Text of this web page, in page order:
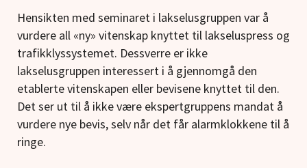
Hensikten med seminaret i lakselusgruppen var å
vurdere all «ny» vitenskap knyttet til lakseluspress og
trafikklyssystemet. Dessverre er ikke
lakselusgruppen interessert i å gjennomgå den
etablerte vitenskapen eller bevisene knyttet til den.
Det ser ut til å ikke være ekspertgruppens mandat å
vurdere nye bevis, selv når det får alarmklokkene til å
ringe.